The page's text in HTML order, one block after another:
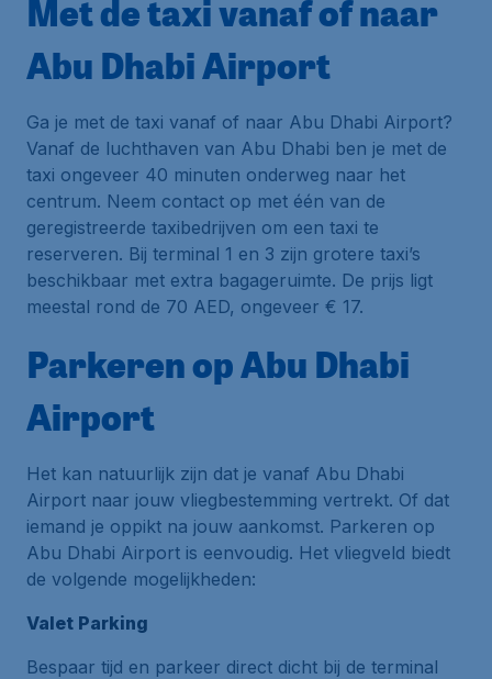
Met de taxi vanaf of naar
Abu Dhabi Airport
Ga je met de taxi vanaf of naar Abu Dhabi Airport?
Vanaf de luchthaven van Abu Dhabi ben je met de
taxi ongeveer 40 minuten onderweg naar het
centrum. Neem contact op met één van de
geregistreerde taxibedrijven om een taxi te
reserveren. Bij terminal 1 en 3 zijn grotere taxi’s
beschikbaar met extra bagageruimte. De prijs ligt
meestal rond de 70 AED, ongeveer € 17.
Parkeren op Abu Dhabi
Airport
Het kan natuurlijk zijn dat je vanaf Abu Dhabi
Airport naar jouw vliegbestemming vertrekt. Of dat
iemand je oppikt na jouw aankomst. Parkeren op
Abu Dhabi Airport is eenvoudig. Het vliegveld biedt
de volgende mogelijkheden:
Valet Parking
Bespaar tijd en parkeer direct dicht bij de terminal